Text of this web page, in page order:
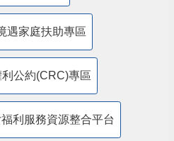
遇家庭扶助專區
利公約(CRC)專區
利服務資源整合平台